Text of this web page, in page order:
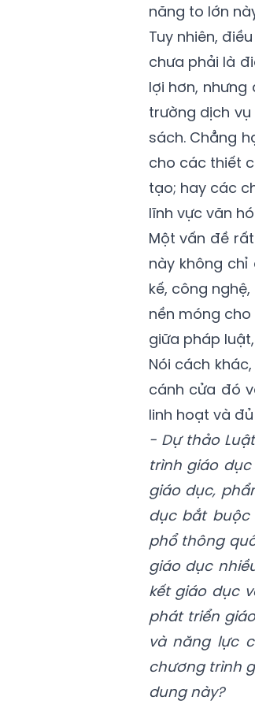
năng to lớn
Tuy nhiên,
chưa phải là
lợi hơn,
trường dịch vụ
sách. Chẳng
cho các thiết
tạo; hay các
lĩnh vực văn
Một vấn đề
này không
kế, công
nền móng
giữa pháp
Nói cách
cánh cửa đó
linh hoạt và
- Dự thảo
trình giáo
giáo dục,
dục bắt
phổ thông
giáo dục
kết giáo dục
phát triển
và năng lực
chương trình
dung này?